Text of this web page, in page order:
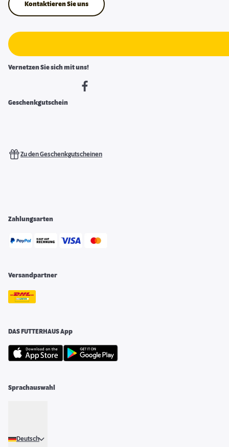
Kontaktieren Sie uns
Vernetzen Sie sich mit uns!
Geschenkgutschein
Zu den Geschenkgutscheinen
Zahlungsarten
Versandpartner
DAS FUTTERHAUS App
Sprachauswahl
Deutsch